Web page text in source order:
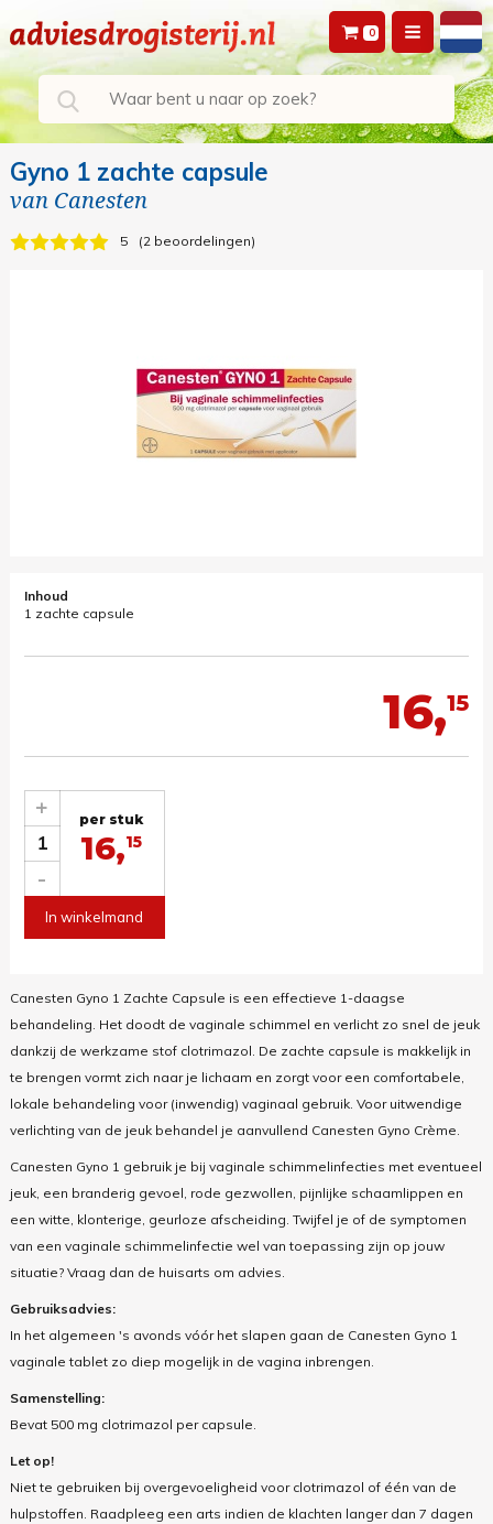
0
Gyno 1 zachte capsule
van Canesten
5 2 beoordelingen
Inhoud
1 zachte capsule
16,15
1
-
+ per stuk
16,15
In winkelmand
Canesten Gyno 1 Zachte Capsule is een effectieve 1-daagse
behandeling. Het doodt de vaginale schimmel en verlicht zo snel de jeuk
dankzij de werkzame stof clotrimazol. De zachte capsule is makkelijk in
te brengen vormt zich naar je lichaam en zorgt voor een comfortabele,
lokale behandeling voor (inwendig) vaginaal gebruik. Voor uitwendige
verlichting van de jeuk behandel je aanvullend Canesten Gyno Crème.
Canesten Gyno 1 gebruik je bij vaginale schimmelinfecties met eventueel
jeuk, een branderig gevoel, rode gezwollen, pijnlijke schaamlippen en
een witte, klonterige, geurloze afscheiding. Twijfel je of de symptomen
van een vaginale schimmelinfectie wel van toepassing zijn op jouw
situatie? Vraag dan de huisarts om advies.
Gebruiksadvies:
In het algemeen 's avonds vóór het slapen gaan de Canesten Gyno 1
vaginale tablet zo diep mogelijk in de vagina inbrengen.
Samenstelling:
Bevat 500 mg clotrimazol per capsule.
Let op!
Niet te gebruiken bij overgevoeligheid voor clotrimazol of één van de
hulpstoffen. Raadpleeg een arts indien de klachten langer dan 7 dagen